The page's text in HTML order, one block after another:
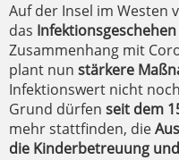
Auf der Insel im Westen
das Infektionsgeschehen
Zusammenhang mit
plant nun stärkere
Infektionswert nicht
Grund dürfen seit dem
mehr stattfinden, die
die Kinderbetreuung